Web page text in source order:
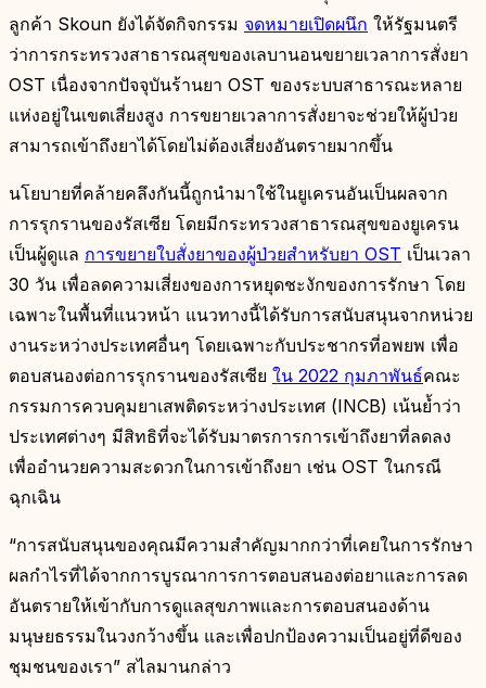
ลูกค้า Skoun ยังได้จัดกิจกรรม จดหมายเปิดผนึก ให้รัฐมนตรี
ว่าการกระทรวงสาธารณสุขของเลบานอนขยายเวลาการสั่งยา
OST เนื่องจากปัจจุบันร้านยา OST ของระบบสาธารณะหลาย
แห่งอยู่ในเขตเสี่ยงสูง การขยายเวลาการสั่งยาจะช่วยให้ผู้ป่วย
สามารถเข้าถึงยาได้โดยไม่ต้องเสี่ยงอันตรายมากขึ้น
นโยบายที่คล้ายคลึงกันนี้ถูกนำมาใช้ในยูเครนอันเป็นผลจาก
การรุกรานของรัสเซีย โดยมีกระทรวงสาธารณสุขของยูเครน
เป็นผู้ดูแล การขยายใบสั่งยาของผู้ป่วยสำหรับยา OST เป็นเวลา
30 วัน เพื่อลดความเสี่ยงของการหยุดชะงักของการรักษา โดย
เฉพาะในพื้นที่แนวหน้า แนวทางนี้ได้รับการสนับสนุนจากหน่วย
งานระหว่างประเทศอื่นๆ โดยเฉพาะกับประชากรที่อพยพ เพื่อ
ตอบสนองต่อการรุกรานของรัสเซีย ใน 2022 กุมภาพันธ์คณะ
กรรมการควบคุมยาเสพติดระหว่างประเทศ (INCB) เน้นย้ำว่า
ประเทศต่างๆ มีสิทธิที่จะได้รับมาตรการการเข้าถึงยาที่ลดลง
เพื่ออำนวยความสะดวกในการเข้าถึงยา เช่น OST ในกรณี
ฉุกเฉิน
“การสนับสนุนของคุณมีความสำคัญมากกว่าที่เคยในการรักษา
ผลกำไรที่ได้จากการบูรณาการการตอบสนองต่อยาและการลด
อันตรายให้เข้ากับการดูแลสุขภาพและการตอบสนองด้าน
มนุษยธรรมในวงกว้างขึ้น และเพื่อปกป้องความเป็นอยู่ที่ดีของ
ชุมชนของเรา” สไลมานกล่าว